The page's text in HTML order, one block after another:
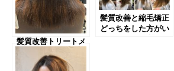
髪質改善トリートメ
ントはエイジングし
た髪の毛にも有効。
髪質改善と縮毛矯正
どっちをした方がい